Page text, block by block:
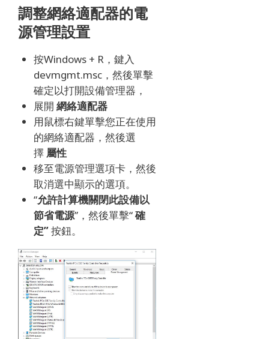
調整網絡適配器的電
源管理設置
按Windows + R，鍵入
devmgmt.msc，然後單擊
確定以打開設備管理器，
展開 網絡適配器
用鼠標右鍵單擊您正在使用
的網絡適配器，然後選
擇 屬性
移至電源管理選項卡，然後
取消選中顯示的選項。
“允許計算機關閉此設備以
節省電源”，然後單擊“確
定”按鈕。